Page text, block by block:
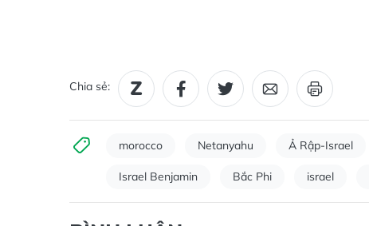
Chia sẻ:
morocco Netanyahu Ả Rập-Israel
Israel Benjamin Bắc Phi israel